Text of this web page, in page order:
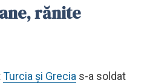
rănite
Turcia și Grecia s-a soldat